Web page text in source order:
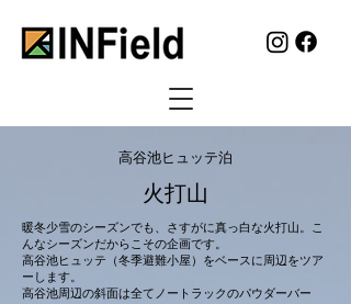
高谷池ヒュッテ泊
火打山
暖冬少雪のシーズンでも、さすがに真っ白な火打山。こ
んなシーズンだからこその企画です。
高谷池ヒュッテ（冬季避難小屋）をベースに周辺をツア
ーします。
高谷池周辺の斜面は全てノートラックのパウダーバー